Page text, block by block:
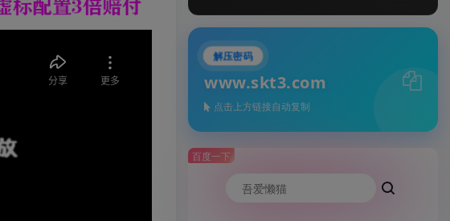
解压密码
www.skt3.com
点击上方链接自动复制
百度一下